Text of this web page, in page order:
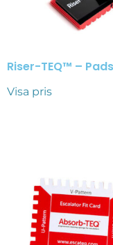
Riser-TEQ™ – Pads
Visa pris